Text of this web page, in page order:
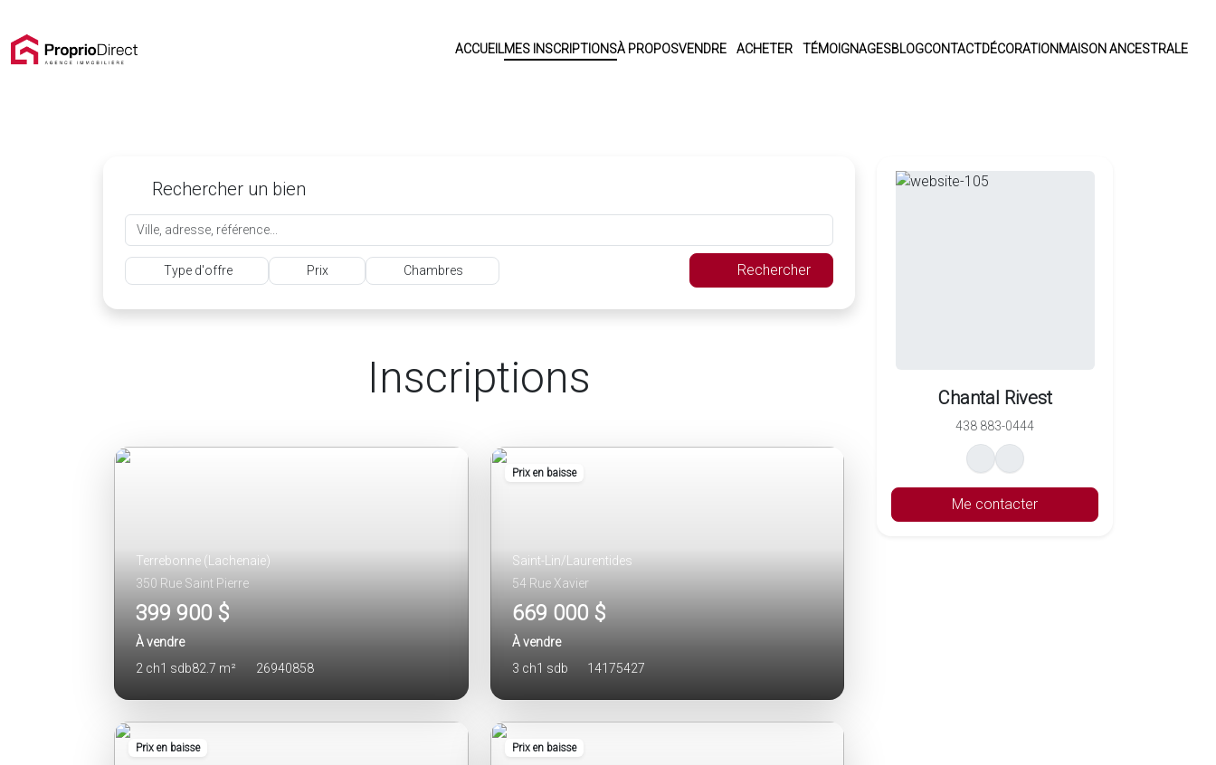
ACCUEILMES INSCRIPTIONSÀ PROPOSVENDRE ACHETER TÉMOIGNAGESBLOGCONTACTDÉCORATION MAISON ANCESTRALE
Rechercher un bien
Type d'offre Prix Chambres Rechercher
Inscriptions
Terrebonne (Lachenaie)
350 Rue Saint Pierre
399 900 $
À vendre
2 ch1 sdb82.7 m² 26940858
Prix en baisse
Saint-Lin/Laurentides
54 Rue Xavier
669 000 $
À vendre
3 ch1 sdb 14175427
Prix en baisse Prix en baisse
Chantal Rivest
438 883-0444
Me contacter